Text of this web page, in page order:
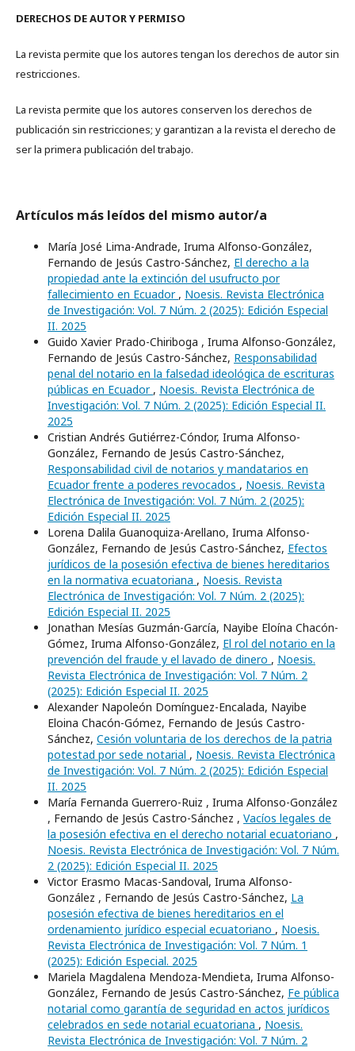
DERECHOS DE AUTOR Y PERMISO
La revista permite que los autores tengan los derechos de autor sin
restricciones.
La revista permite que los autores conserven los derechos de
publicación sin restricciones; y garantizan a la revista el derecho de
ser la primera publicación del trabajo.
Artículos más leídos del mismo autor/a
María José Lima-Andrade, Iruma Alfonso-González,
Fernando de Jesús Castro-Sánchez, El derecho a la
propiedad ante la extinción del usufructo por
fallecimiento en Ecuador , Noesis. Revista Electrónica
de Investigación: Vol. 7 Núm. 2 (2025): Edición Especial
II. 2025
Guido Xavier Prado-Chiriboga , Iruma Alfonso-González,
Fernando de Jesús Castro-Sánchez, Responsabilidad
penal del notario en la falsedad ideológica de escrituras
públicas en Ecuador , Noesis. Revista Electrónica de
Investigación: Vol. 7 Núm. 2 (2025): Edición Especial II.
2025
Cristian Andrés Gutiérrez-Cóndor, Iruma Alfonso-
González, Fernando de Jesús Castro-Sánchez,
Responsabilidad civil de notarios y mandatarios en
Ecuador frente a poderes revocados , Noesis. Revista
Electrónica de Investigación: Vol. 7 Núm. 2 (2025):
Edición Especial II. 2025
Lorena Dalila Guanoquiza-Arellano, Iruma Alfonso-
González, Fernando de Jesús Castro-Sánchez, Efectos
jurídicos de la posesión efectiva de bienes hereditarios
en la normativa ecuatoriana , Noesis. Revista
Electrónica de Investigación: Vol. 7 Núm. 2 (2025):
Edición Especial II. 2025
Jonathan Mesías Guzmán-García, Nayibe Eloína Chacón-
Gómez, Iruma Alfonso-González, El rol del notario en la
prevención del fraude y el lavado de dinero , Noesis.
Revista Electrónica de Investigación: Vol. 7 Núm. 2
(2025): Edición Especial II. 2025
Alexander Napoleón Domínguez-Encalada, Nayibe
Eloina Chacón-Gómez, Fernando de Jesús Castro-
Sánchez, Cesión voluntaria de los derechos de la patria
potestad por sede notarial , Noesis. Revista Electrónica
de Investigación: Vol. 7 Núm. 2 (2025): Edición Especial
II. 2025
María Fernanda Guerrero-Ruiz , Iruma Alfonso-González
, Fernando de Jesús Castro-Sánchez , Vacíos legales de
la posesión efectiva en el derecho notarial ecuatoriano ,
Noesis. Revista Electrónica de Investigación: Vol. 7 Núm.
2 (2025): Edición Especial II. 2025
Victor Erasmo Macas-Sandoval, Iruma Alfonso-
González , Fernando de Jesús Castro-Sánchez, La
posesión efectiva de bienes hereditarios en el
ordenamiento jurídico especial ecuatoriano , Noesis.
Revista Electrónica de Investigación: Vol. 7 Núm. 1
(2025): Edición Especial. 2025
Mariela Magdalena Mendoza-Mendieta, Iruma Alfonso-
González, Fernando de Jesús Castro-Sánchez, Fe pública
notarial como garantía de seguridad en actos jurídicos
celebrados en sede notarial ecuatoriana , Noesis.
Revista Electrónica de Investigación: Vol. 7 Núm. 2